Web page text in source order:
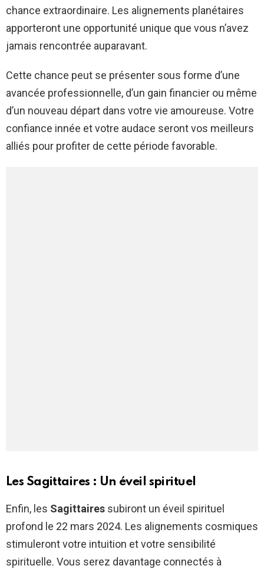
chance extraordinaire. Les alignements planétaires
apporteront une opportunité unique que vous n’avez
jamais rencontrée auparavant.
Cette chance peut se présenter sous forme d’une
avancée professionnelle, d’un gain financier ou même
d’un nouveau départ dans votre vie amoureuse. Votre
confiance innée et votre audace seront vos meilleurs
alliés pour profiter de cette période favorable.
Les Sagittaires : Un éveil spirituel
Enfin, les Sagittaires subiront un éveil spirituel
profond le 22 mars 2024. Les alignements cosmiques
stimuleront votre intuition et votre sensibilité
spirituelle. Vous serez davantage connectés à